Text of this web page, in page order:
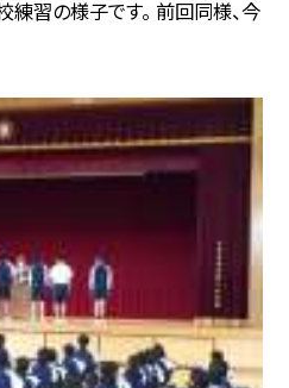
練習の様子です。 前回同様、今